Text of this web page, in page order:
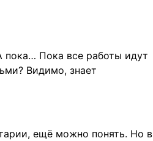
Пока все работы идут
Видимо, знает
ещё можно понять. Но в